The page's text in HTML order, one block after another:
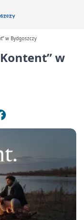
w Bydgoszczy
w